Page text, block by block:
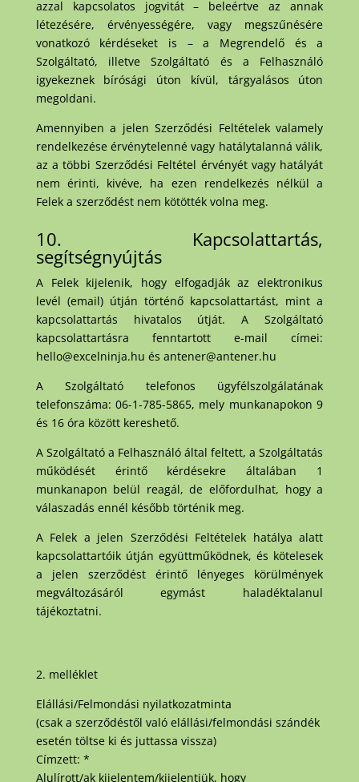
azzal kapcsolatos jogvitát – beleértve az annak
létezésére, érvényességére, vagy megszűnésére
vonatkozó kérdéseket is – a Megrendelő és a
Szolgáltató, illetve Szolgáltató és a Felhasználó
igyekeznek bírósági úton kívül, tárgyalásos úton
megoldani.
Amennyiben a jelen Szerződési Feltételek valamely
rendelkezése érvénytelenné vagy hatálytalanná válik,
az a többi Szerződési Feltétel érvényét vagy hatályát
nem érinti, kivéve, ha ezen rendelkezés nélkül a
Felek a szerződést nem kötötték volna meg.
10. Kapcsolattartás,
segítségnyújtás
A Felek kijelenik, hogy elfogadják az elektronikus
levél (email) útján történő kapcsolattartást, mint a
kapcsolattartás hivatalos útját. A Szolgáltató
kapcsolattartásra fenntartott e-mail címei:
hello@excelninja.hu és antener@antener.hu
A Szolgáltató telefonos ügyfélszolgálatának
telefonszáma: 06-1-785-5865, mely munkanapokon 9
és 16 óra között kereshető.
A Szolgáltató a Felhasználó által feltett, a Szolgáltatás
működését érintő kérdésekre általában 1
munkanapon belül reagál, de előfordulhat, hogy a
válaszadás ennél később történik meg.
A Felek a jelen Szerződési Feltételek hatálya alatt
kapcsolattartóik útján együttműködnek, és kötelesek
a jelen szerződést érintő lényeges körülmények
megváltozásáról egymást haladéktalanul
tájékoztatni.
2. melléklet
Elállási/Felmondási nyilatkozatminta
(csak a szerződéstől való elállási/felmondási szándék
esetén töltse ki és juttassa vissza)
Címzett: *
Alulírott/ak kijelentem/kijelentjük, hogy